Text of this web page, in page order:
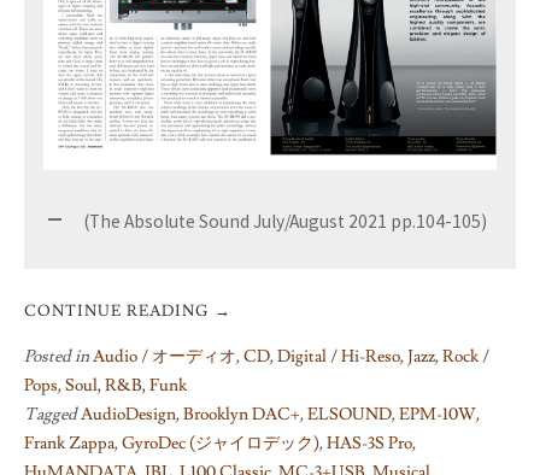
(The Absolute Sound July/August 2021 pp.104-105)
CONTINUE READING →
Posted inAudio / オーディオ,CD,Digital / Hi-Reso,Jazz,Rock /
Pops,Soul, R&B, Funk
TaggedAudioDesign,Brooklyn DAC+,ELSOUND,EPM-10W,
Frank Zappa,GyroDec (ジャイロデック),HAS-3S Pro,